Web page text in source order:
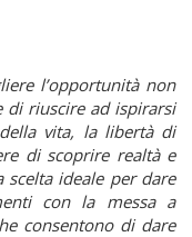
l’opportunità non
di riuscire ad ispirarsi
vita, la libertà di
di scoprire realtà e
scelta ideale per dare
con la messa a
consentono di dare